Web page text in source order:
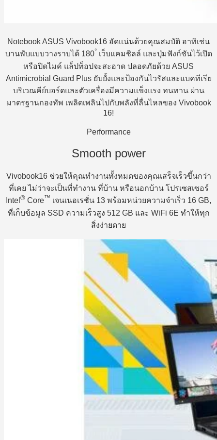
Notebook ASUS Vivobook16 อัดแน่นด้วยคุณสมบัติ อาทิเช่น
บานพับแบบวางราบได้ 180° เว็บแคมชิลล์ และปุ่มฟังก์ชันไว้เปิด
หรือปิดไมค์ แล็ปท็อปจะสะอาด ปลอดภัยด้วย ASUS
Antimicrobial Guard Plus ยับยั้งและป้องกันไวรัสและแบคทีเรีย
บริเวณคีย์บอร์ดและตัวเครื่องมีความแข็งแรง ทนทาน ผ่าน
มาตรฐานกองทัพ เพลิดเพลินไปกับพลังที่ลื่นไหลของ Vivobook
16!
Performance
Smooth power
Vivobook16 ช่วยให้คุณทำงานทั้งหมดของคุณเสร็จเร็วขึ้นกว่า
ที่เคย ไม่ว่าจะเป็นที่ทำงาน ที่บ้าน หรือนอกบ้าน โปรเซสเซอร์
Intel ® Core™ เจนเนอเรชั่น 13 พร้อมหน่วยความจำเร็ว 16 GB,
ที่เก็บข้อมูล SSD ความเร็วสูง 512 GB และ WiFi 6E ทำให้ทุก
สิ่งง่ายดาย